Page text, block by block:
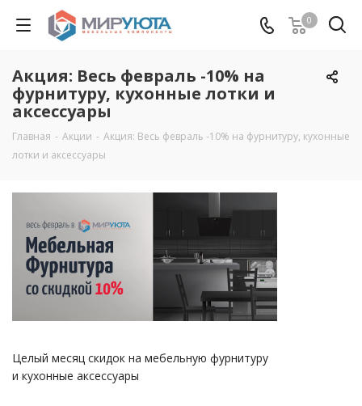
0
Акция: Весь февраль -10% на
фурнитуру, кухонные лотки и
аксессуары
Главная - Акции - Акция: Весь февраль -10% на фурнитуру, кухонные
лотки и аксессуары
Целый месяц скидок на мебельную фурнитуру
и кухонные аксессуары